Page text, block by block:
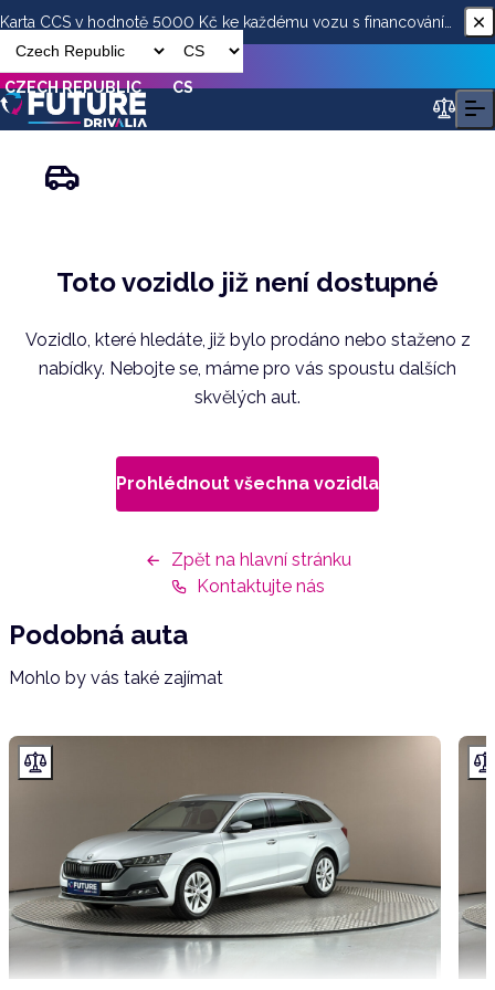
Karta CCS v hodnotě 5000 Kč ke každému vozu s financováním
od ESSOX
CZECH REPUBLIC CS
Toto vozidlo již není dostupné
Vozidlo, které hledáte, již bylo prodáno nebo staženo z
nabídky. Nebojte se, máme pro vás spoustu dalších
skvělých aut.
Prohlédnout všechna vozidla
Zpět na hlavní stránku
Kontaktujte nás
Podobná auta
Mohlo by vás také zajímat